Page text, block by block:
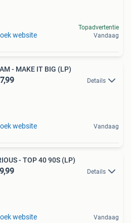
website
Topadvertentie
Vandaag
- MAKE IT BIG (LP)
Details
website Vandaag
- TOP 40 90S (LP)
Details
website Vandaag